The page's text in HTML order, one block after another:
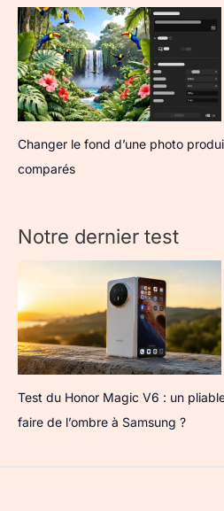
Changer le fond d’une photo
comparés
Notre dernier test
Test du Honor Magic V6 : un
faire de l’ombre à Samsung ?